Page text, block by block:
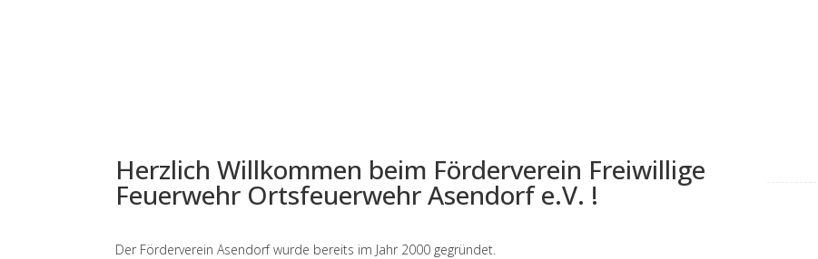
Herzlich Willkommen beim Förderverein Freiwillige
Feuerwehr Ortsfeuerwehr Asendorf e.V. !
Der Förderverein Asendorf wurde bereits im Jahr 2000 gegründet.